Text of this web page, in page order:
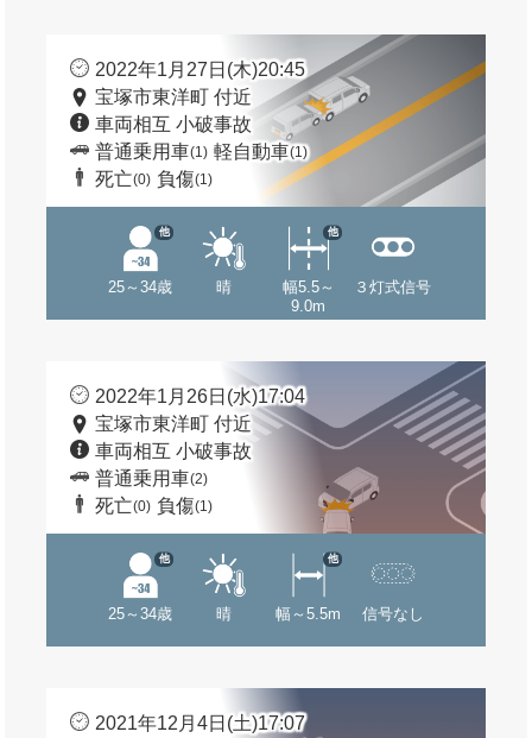
2022年1月27日(木)20:45
宝塚市東洋町 付近
車両相互 小破事故
普通乗用車(1) 軽自動車(1)
死亡(0) 負傷(1)
25～34歳
他
晴
幅5.5～
9.0m
他
３灯式信号
2022年1月26日(水)17:04
宝塚市東洋町 付近
車両相互 小破事故
普通乗用車(2)
死亡(0) 負傷(1)
25～34歳
他
晴 幅～5.5m
他
信号なし
2021年12月4日(土)17:07